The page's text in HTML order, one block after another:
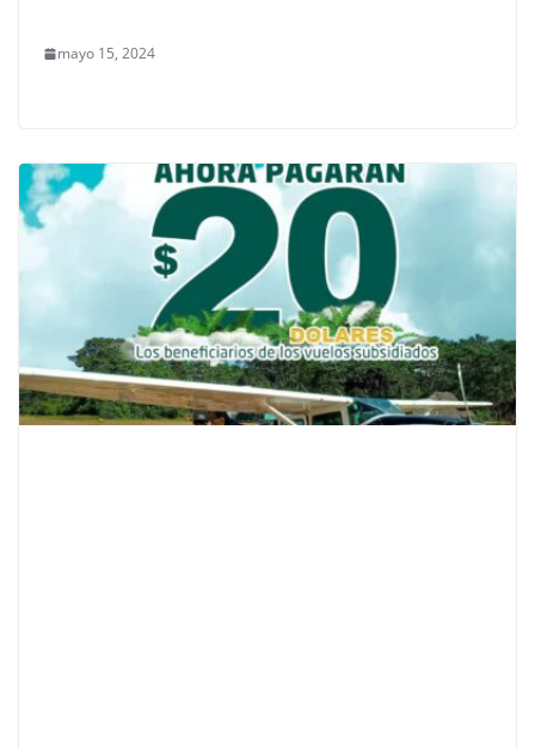
mayo 15, 2024